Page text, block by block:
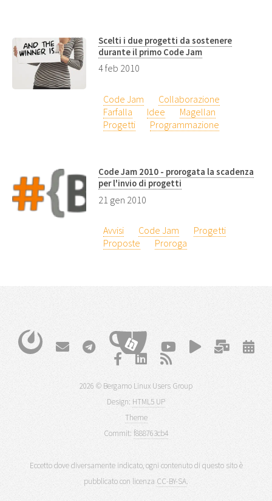
Scelti i due progetti da sostenere
durante il primo Code Jam
4 feb 2010
Code Jam
Collaborazione
Farfalla
Idee
Magellan
Progetti
Programmazione
Code Jam 2010 - prorogata la scadenza
per l'invio di progetti
21 gen 2010
Avvisi Code Jam
Progetti
Proposte
Proroga
2026 © Bergamo Linux Users Group
Design: HTML5 UP
Theme
Commit: f888763cb4
Eccetto dove diversamente indicato, ogni contenuto di questo sito è
pubblicato con licenza CC-BY-SA.